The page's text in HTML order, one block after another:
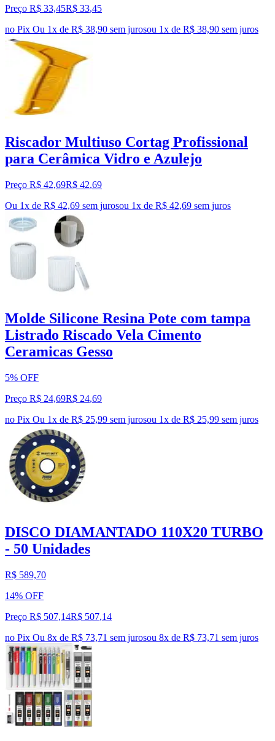
Preço R$ 33,45R$ 33,45
no Pix Ou 1x de R$ 38,90 sem jurosou 1x de R$ 38,90 sem juros
Riscador Multiuso Cortag Profissional
para Cerâmica Vidro e Azulejo
Preço R$ 42,69R$ 42,69
Ou 1x de R$ 42,69 sem jurosou 1x de R$ 42,69 sem juros
Molde Silicone Resina Pote com tampa
Listrado Riscado Vela Cimento
Ceramicas Gesso
5% OFF
Preço R$ 24,69R$ 24,69
no Pix Ou 1x de R$ 25,99 sem jurosou 1x de R$ 25,99 sem juros
DISCO DIAMANTADO 110X20 TURBO
- 50 Unidades
R$ 589,70
14% OFF
Preço R$ 507,14R$ 507,14
no Pix Ou 8x de R$ 73,71 sem jurosou 8x de R$ 73,71 sem juros